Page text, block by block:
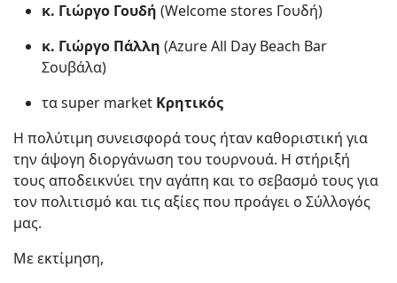
κ. Γιώργο Γουδή (Welcome stores Γουδή)
κ. Γιώργο Πάλλη (Azure All Day Beach Bar
Σουβάλα)
τα super market Κρητικός
Η πολύτιμη συνεισφορά τους ήταν καθοριστική για
την άψογη διοργάνωση του τουρνουά. Η στήριξή
τους αποδεικνύει την αγάπη και το σεβασμό τους για
τον πολιτισμό και τις αξίες που προάγει ο Σύλλογός
μας.
Με εκτίμηση,